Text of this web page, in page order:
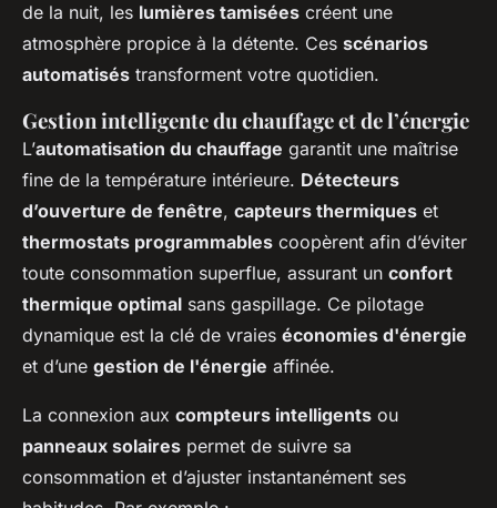
de la nuit, les lumières tamisées créent une
atmosphère propice à la détente. Ces scénarios
automatisés transforment votre quotidien.
Gestion intelligente du chauffage et de l’énergie
L’automatisation du chauffage garantit une maîtrise
fine de la température intérieure. Détecteurs
d’ouverture de fenêtre, capteurs thermiques et
thermostats programmables coopèrent afin d’éviter
toute consommation superflue, assurant un confort
thermique optimal sans gaspillage. Ce pilotage
dynamique est la clé de vraies économies d'énergie
et d’une gestion de l'énergie affinée.
La connexion aux compteurs intelligents ou
panneaux solaires permet de suivre sa
consommation et d’ajuster instantanément ses